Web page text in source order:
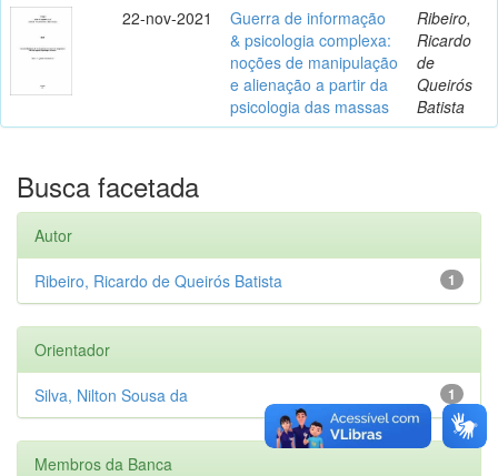
22-nov-2021
Guerra de informação
& psicologia complexa:
noções de manipulação
e alienação a partir da
psicologia das massas
Ribeiro,
Ricardo
de
Queirós
Batista
Busca facetada
Autor
1
Ribeiro, Ricardo de Queirós Batista
Orientador
1
Silva, Nilton Sousa da
Membros da Banca